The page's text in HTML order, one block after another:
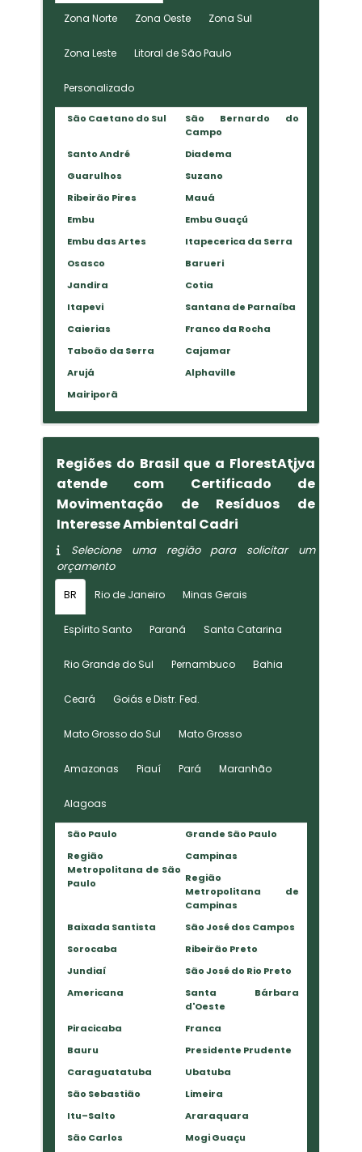
Zona Norte Zona Oeste Zona Sul
Zona Leste Litoral de São Paulo
Personalizado
São Caetano do Sul
São Bernardo do
Campo
Santo André
Diadema
Guarulhos
Suzano
Ribeirão Pires
Mauá
Embu
Embu Guaçú
Embu das Artes
Itapecerica da Serra
Osasco
Barueri
Jandira
Cotia
Itapevi
Santana de Parnaíba
Caierias
Franco da Rocha
Taboão da Serra
Cajamar
Arujá
Alphaville
Mairiporã
Regiões do Brasil que a FlorestAtiva
atende com Certificado de
Movimentação de Resíduos de
Interesse Ambiental Cadri
Selecione uma região para solicitar um
orçamento
BR Rio de Janeiro Minas Gerais
Espírito Santo Paraná Santa Catarina
Rio Grande do Sul Pernambuco Bahia
Ceará Goiás e Distr. Fed.
Mato Grosso do Sul Mato Grosso
Amazonas Piauí Pará Maranhão
Alagoas
São Paulo
Grande São Paulo
Região
Metropolitana de São
Paulo
Campinas
Região
Metropolitana de
Campinas
Baixada Santista
São José dos Campos
Sorocaba
Ribeirão Preto
Jundiaí
São José do Rio Preto
Americana
Santa Bárbara
d'Oeste
Piracicaba
Franca
Bauru
Presidente Prudente
Caraguatatuba
Ubatuba
São Sebastião
Limeira
Itu–Salto
Araraquara
São Carlos
Mogi Guaçu